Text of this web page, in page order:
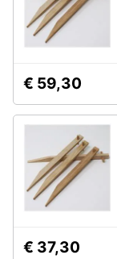
Festività
e
Promozioni
Assistenza
clienti
Esci
Sean
connery
Barbara
Vedi
tutti
€ 59,30
€ 37,30